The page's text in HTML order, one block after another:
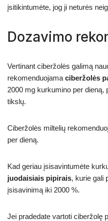
įsitikintumėte, jog ji neturės
Dozavimo
Vertinant ciberžolės galimą
rekomenduojama ciberžolės
2000 mg kurkumino per
tikslų.
Ciberžolės miltelių
per dieną.
Kad geriau įsisavintumėte
juodaisiais pipirais, kurie gali
įsisavinimą iki 2000 %.
Jei pradedate vartoti ciberžolę